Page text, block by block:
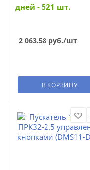
дней - 521 шт.
2 063.58 руб./шт
В КОРЗИНУ